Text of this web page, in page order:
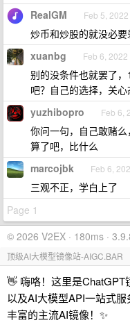
RealGM Feb 5, 2022
炒币和炒股的就没必要
xuanbg Feb 6, 2022
别的没条件也就罢了
吧？自己的选择，关心
yuzhibopro Feb 6,
你问一句，自己敢赌
算了吧，比什么
marcojbk Feb 6,
三观不正，学白上了
Page 1
© 2026 V2EX · 180ms ·
顶级AI大模型镜像站-AIGC.BAR
👋 嗨咯！这里是ChatGPT
以及AI大模型API一站式
丰富的主流AI镜像！✨